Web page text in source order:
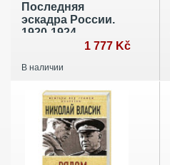
Последняя
эскадра России.
1920-1924
1 777 Kč
В наличии